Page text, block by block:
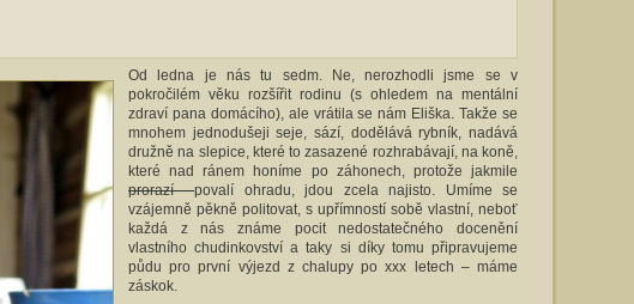
Od ledna je nás tu sedm. Ne, nerozhodli jsme se v
pokročilém věku rozšířit rodinu (s ohledem na mentální
zdraví pana domácího), ale vrátila se nám Eliška. Takže se
mnohem jednodušeji seje, sází, dodělává rybník, nadává
družně na slepice, které to zasazené rozhrabávají, na koně,
které nad ránem honíme po záhonech, protože jakmile
prorazípovalí ohradu, jdou zcela najisto. Umíme se
vzájemně pěkně politovat, s upřímností sobě vlastní, neboť
každá z nás známe pocit nedostatečného docenění
vlastního chudinkovství a taky si díky tomu připravujeme
půdu pro první výjezd z chalupy po xxx letech – máme
záskok.